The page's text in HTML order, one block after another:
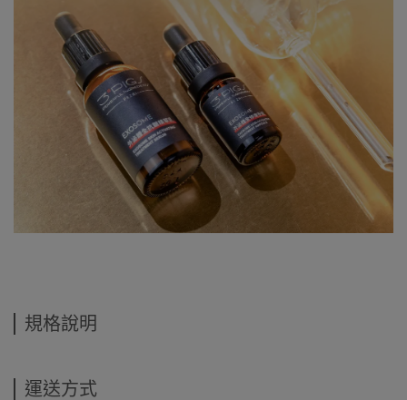
規格說明
運送方式